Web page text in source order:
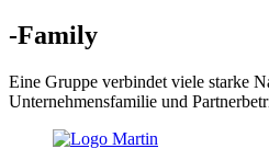
-Family
Eine Gruppe verbindet viele starke
Unternehmensfamilie und